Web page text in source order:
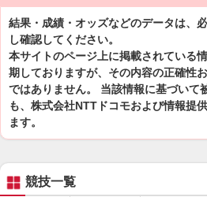
結果・成績・オッズなどのデータは、
し確認してください。
本サイトのページ上に掲載されている
期しておりますが、その内容の正確性
ではありません。 当該情報に基づいて
も、株式会社NTTドコモおよび情報提
ます。
競技一覧